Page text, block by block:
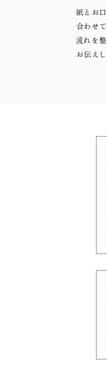
紙とお
合わせ
流れを
お伝えし